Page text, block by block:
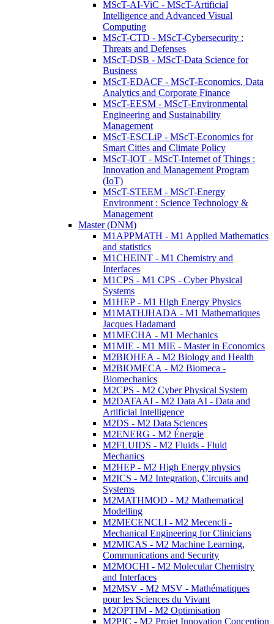
MScT-AI-ViC - MScT-Artificial
Intelligence and Advanced Visual
Computing
MScT-CTD - MScT-Cybersecurity :
Threats and Defenses
MScT-DSB - MScT-Data Science for
Business
MScT-EDACF - MScT-Economics, Data
Analytics and Corporate Finance
MScT-EESM - MScT-Environmental
Engineering and Sustainability
Management
MScT-ESCLiP - MScT-Economics for
Smart Cities and Climate Policy
MScT-IOT - MScT-Internet of Things :
Innovation and Management Program
(IoT)
MScT-STEEM - MScT-Energy
Environment : Science Technology &
Management
Master (DNM)
M1APPMATH - M1 Applied Mathematics
and statistics
M1CHEINT - M1 Chemistry and
Interfaces
M1CPS - M1 CPS - Cyber Physical
Systems
M1HEP - M1 High Energy Physics
M1MATHJHADA - M1 Mathematiques
Jacques Hadamard
M1MECHA - M1 Mechanics
M1MIE - M1 MIE - Master in Economics
M2BIOHEA - M2 Biology and Health
M2BIOMECA - M2 Biomeca -
Biomechanics
M2CPS - M2 Cyber Physical System
M2DATAAI - M2 Data AI - Data and
Artificial Intelligence
M2DS - M2 Data Sciences
M2ENERG - M2 Énergie
M2FLUIDS - M2 Fluids - Fluid
Mechanics
M2HEP - M2 High Energy physics
M2ICS - M2 Integration, Circuits and
Systems
M2MATHMOD - M2 Mathematical
Modelling
M2MECENCLI - M2 Mecencli -
Mechanical Engineering for Clinicians
M2MICAS - M2 Machine Learning,
Communications and Security
M2MOCHI - M2 Molecular Chemistry
and Interfaces
M2MSV - M2 MSV - Mathématiques
pour les Sciences du Vivant
M2OPTIM - M2 Optimisation
M2PIC - M2 Projet Innovation Conception